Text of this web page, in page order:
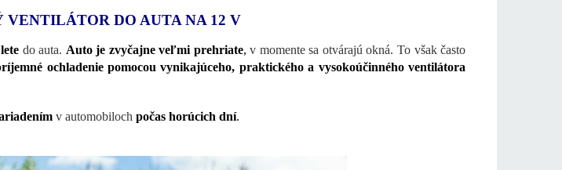
DO AUTA NA 12 V
do auta. Auto je zvyčajne veľmi prehriate, v momente sa otvárajú okná. To však často
ochladenie pomocou vynikajúceho, praktického a vysokoúčinného ventilátora
v automobiloch počas horúcich dní.